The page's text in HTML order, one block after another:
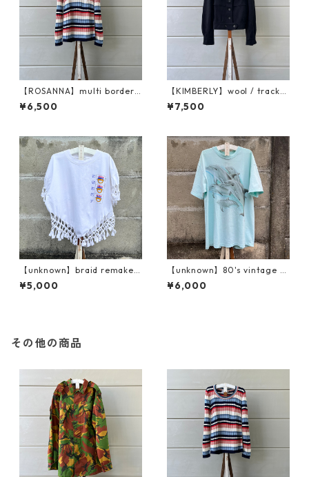
【ROSANNA】multi border /
rib knit
¥6,500
【KIMBERLY】wool / tracker
jacket
¥7,500
【unknown】braid remake /
print T
¥5,000
【unknown】80's vintage /
dolphin T
¥6,000
その他の商品